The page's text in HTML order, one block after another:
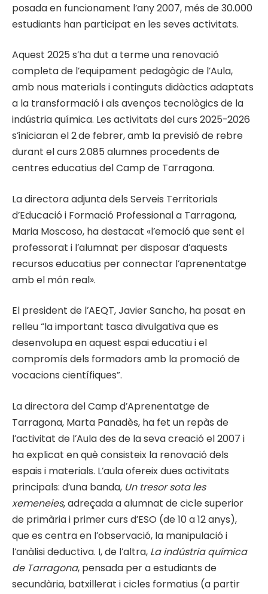
posada en funcionament l’any 2007, més de 30.000
estudiants han participat en les seves activitats.
Aquest 2025 s’ha dut a terme una renovació
completa de l’equipament pedagògic de l’Aula,
amb nous materials i continguts didàctics adaptats
a la transformació i als avenços tecnològics de la
indústria química. Les activitats del curs 2025-2026
s’iniciaran el 2de febrer, amb la previsió de rebre
durant el curs 2.085 alumnes procedents de
centres educatius del Camp de Tarragona.
La directora adjunta dels Serveis Territorials
d’Educació i Formació Professional a Tarragona,
Maria Moscoso, ha destacat «l’emoció que sent el
professorat i l’alumnat per disposar d’aquests
recursos educatius per connectar l’aprenentatge
amb el món real».
El president de l’AEQT, Javier Sancho, ha posat en
relleu “la important tasca divulgativa que es
desenvolupa en aquest espai educatiu i el
compromís dels formadors amb la promoció de
vocacions científiques”.
La directora del Camp d’Aprenentatge de
Tarragona, Marta Panadès, ha fet un repàs de
l’activitat de l’Aula des de la seva creació el 2007 i
ha explicat en què consisteix la renovació dels
espais i materials. L’aula ofereix dues activitats
principals: d’una banda, Un tresor sota les
xemeneies, adreçada a alumnat de cicle superior
de primària i primer curs d’ESO (de 10 a 12 anys),
que es centra en l’observació, la manipulació i
l’anàlisi deductiva. I, de l’altra, La indústria química
de Tarragona, pensada per a estudiants de
secundària, batxillerat i cicles formatius (a partir